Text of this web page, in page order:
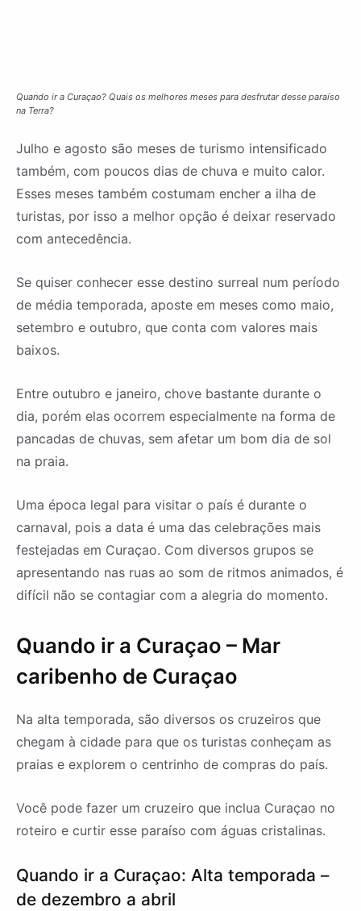
Quando ir a Curaçao? Quais os melhores meses para desfrutar desse paraíso
na Terra?
Julho e agosto são meses de turismo intensificado
também, com poucos dias de chuva e muito calor.
Esses meses também costumam encher a ilha de
turistas, por isso a melhor opção é deixar reservado
com antecedência.
Se quiser conhecer esse destino surreal num período
de média temporada, aposte em meses como maio,
setembro e outubro, que conta com valores mais
baixos.
Entre outubro e janeiro, chove bastante durante o
dia, porém elas ocorrem especialmente na forma de
pancadas de chuvas, sem afetar um bom dia de sol
na praia.
Uma época legal para visitar o país é durante o
carnaval, pois a data é uma das celebrações mais
festejadas em Curaçao. Com diversos grupos se
apresentando nas ruas ao som de ritmos animados, é
difícil não se contagiar com a alegria do momento.
Quando ir a Curaçao – Mar
caribenho de Curaçao
Na alta temporada, são diversos os cruzeiros que
chegam à cidade para que os turistas conheçam as
praias e explorem o centrinho de compras do país.
Você pode fazer um cruzeiro que inclua Curaçao no
roteiro e curtir esse paraíso com águas cristalinas.
Quando ir a Curaçao: Alta temporada –
de dezembro a abril